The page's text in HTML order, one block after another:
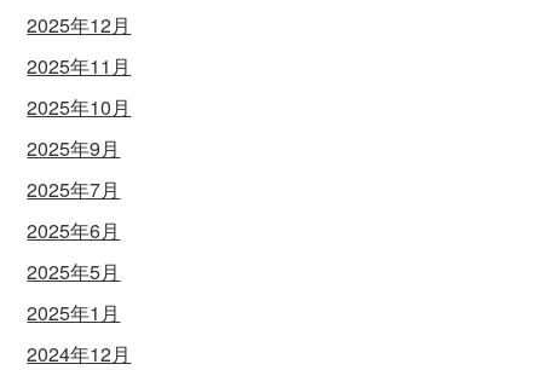
2025年12月
2025年11月
2025年10月
2025年9月
2025年7月
2025年6月
2025年5月
2025年1月
2024年12月